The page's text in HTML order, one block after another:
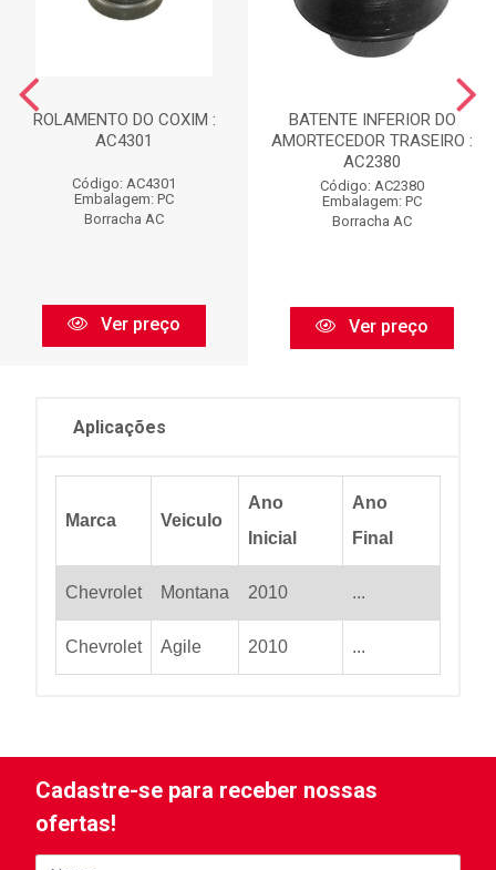
ROLAMENTO DO COXIM :
AC4301
Código: AC4301
Embalagem: PC
Borracha AC
Ver preço
BATENTE INFERIOR DO
AMORTECEDOR TRASEIRO :
AC2380
Código: AC2380
Embalagem: PC
Borracha AC
Ver preço
Aplicações
Marca Veiculo
Ano
Inicial
Ano
Final
Chevrolet Montana 2010 ...
Chevrolet Agile 2010 ...
Cadastre-se para receber nossas
ofertas!